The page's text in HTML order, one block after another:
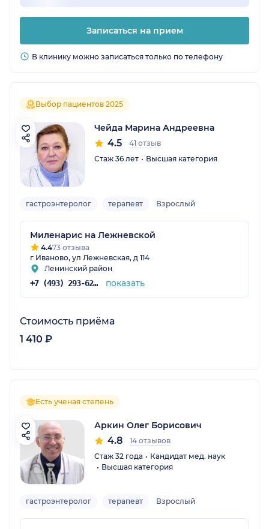
Записаться на прием
В клинику можно записаться только по телефону
Выбор пациентов 2025
Чейда Марина Андреевна
4.5
41 отзыв
Стаж 36 лет
Высшая категория
гастроэнтеролог терапевт Взрослый
Миленарис на Лежневской
4.473 отзыва
г Иваново, ул Лежневская, д 114
Ленинский район
+7 (493) 293-62-62 показать
Стоимость приёма
1 410 ₽
Есть ученая степень
Аркин Олег Борисович
4.8
14 отзывов
Стаж 32 года
Кандидат мед. наук
Высшая категория
гастроэнтеролог терапевт Взрослый